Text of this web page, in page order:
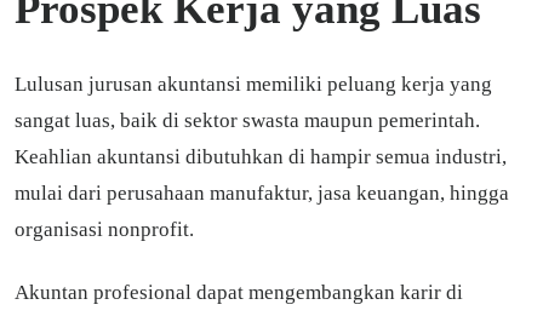
Lulusan jurusan akuntansi memiliki peluang kerja yang
sangat luas, baik di sektor swasta maupun pemerintah.
Keahlian akuntansi dibutuhkan di hampir semua industri,
mulai dari perusahaan manufaktur, jasa keuangan, hingga
organisasi nonprofit.
Akuntan profesional dapat mengembangkan karir di